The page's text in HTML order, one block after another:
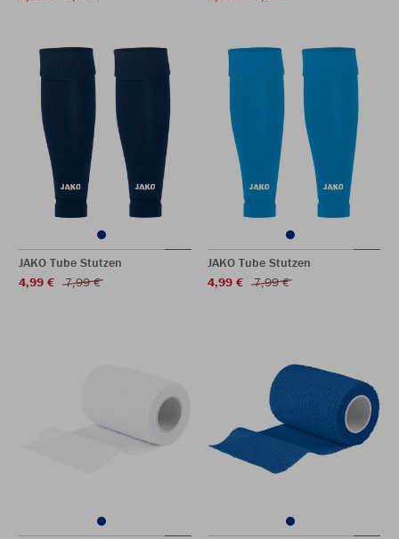
JAKO Tube Stutzen
4,99 €
7,99 €
JAKO Tube Stutzen
4,99 €
7,99 €